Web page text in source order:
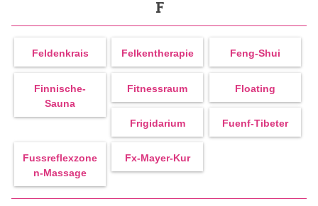
F
Feldenkrais Felkentherapie Feng-Shui
Finnische-
Sauna
Fitnessraum Floating
Frigidarium Fuenf-Tibeter
Fussreflexzone
N-Massage
Fx-Mayer-Kur